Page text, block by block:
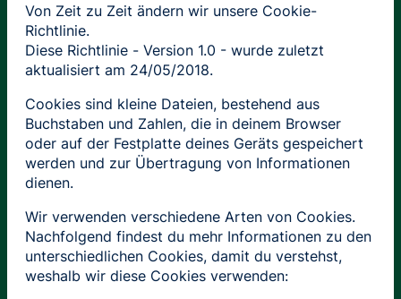
Von Zeit zu Zeit ändern wir unsere Cookie-
Richtlinie.
Diese Richtlinie - Version 1.0 - wurde zuletzt
aktualisiert am 24/05/2018.
Cookies sind kleine Dateien, bestehend aus
Buchstaben und Zahlen, die in deinem Browser
oder auf der Festplatte deines Geräts gespeichert
werden und zur Übertragung von Informationen
dienen.
Wir verwenden verschiedene Arten von Cookies.
Nachfolgend findest du mehr Informationen zu den
unterschiedlichen Cookies, damit du verstehst,
weshalb wir diese Cookies verwenden: